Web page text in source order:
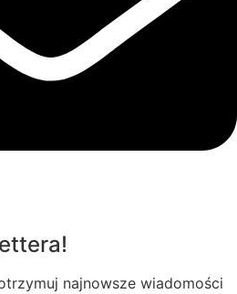
najnowsze wiadomości